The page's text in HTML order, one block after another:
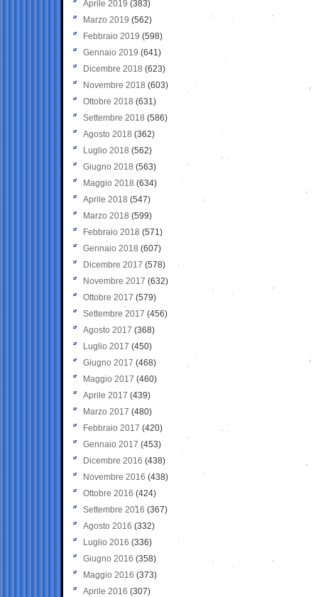
Aprile 2019 (383)
Marzo 2019 (562)
Febbraio 2019 (598)
Gennaio 2019 (641)
Dicembre 2018 (623)
Novembre 2018 (603)
Ottobre 2018 (631)
Settembre 2018 (586)
Agosto 2018 (362)
Luglio 2018 (562)
Giugno 2018 (563)
Maggio 2018 (634)
Aprile 2018 (547)
Marzo 2018 (599)
Febbraio 2018 (571)
Gennaio 2018 (607)
Dicembre 2017 (578)
Novembre 2017 (632)
Ottobre 2017 (579)
Settembre 2017 (456)
Agosto 2017 (368)
Luglio 2017 (450)
Giugno 2017 (468)
Maggio 2017 (460)
Aprile 2017 (439)
Marzo 2017 (480)
Febbraio 2017 (420)
Gennaio 2017 (453)
Dicembre 2016 (438)
Novembre 2016 (438)
Ottobre 2016 (424)
Settembre 2016 (367)
Agosto 2016 (332)
Luglio 2016 (336)
Giugno 2016 (358)
Maggio 2016 (373)
Aprile 2016 (307)